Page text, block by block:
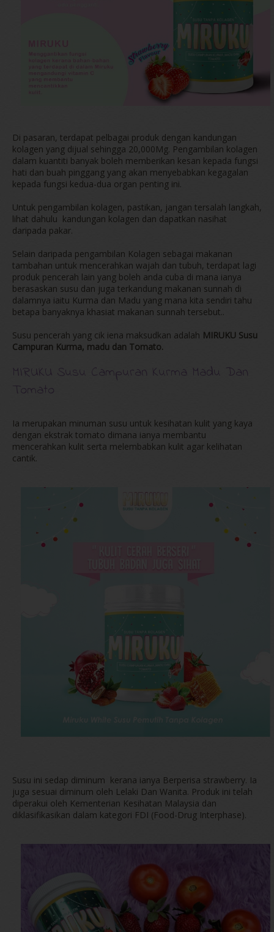
Di pasaran, terdapat pelbagai produk dengan kandungan
kolagen yang dijual sehingga 20,000Mg. Pengambilan kolagen
dalam kuantiti banyak boleh memberikan kesan kepada fungsi
hati dan buah pinggang yang akan menyebabkan kegagalan
kepada fungsi kedua-dua organ penting ini.
Untuk pengambilan kolagen, pastikan, jangan tersalah langkah,
lihat dahulu kandungan kolagen dan dapatkan nasihat
daripada pakar.
Selain daripada pengambilan Kolagen sebagai makanan
tambahan untuk mencerahkan wajah dan tubuh, terdapat lagi
produk pencerah lain yang boleh anda cuba di mana ianya
berasaskan susu dan juga terkandung makanan sunnah di
dalamnya iaitu Kurma dan Madu yang mana kita sendiri tahu
betapa banyaknya khasiat makanan sunnah tersebut..
Susu pencerah yang cik iena maksudkan adalah MIRUKU Susu
Campuran Kurma, madu dan Tomato.
MIRUKU Susu Campuran Kurma Madu Dan
Tomato
Ia merupakan minuman susu untuk kesihatan kulit yang kaya
dengan ekstrak tomato dimana ianya membantu
mencerahkan kulit serta melembabkan kulit agar kelihatan
cantik.
Susu ini sedap diminum kerana ianya Berperisa strawberry. Ia
juga sesuai diminum oleh Lelaki Dan Wanita. Produk ini telah
diperakui oleh Kementerian Kesihatan Malaysia dan
diklasifikasikan dalam kategori FDI (Food-Drug Interphase).